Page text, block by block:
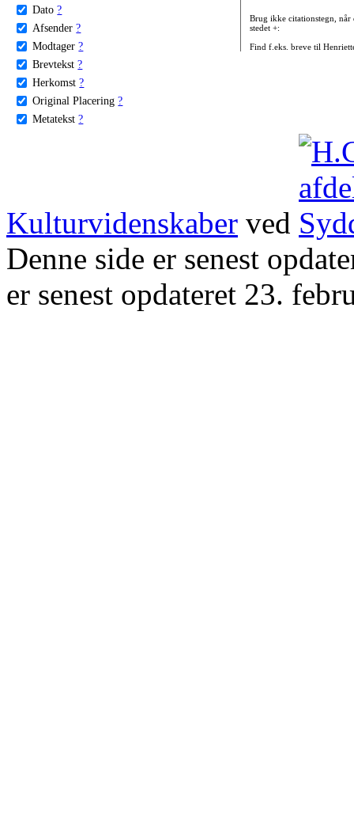
Dato ?
Afsender ?
Modtager ?
Brevtekst ?
Herkomst ?
Original Placering ?
Metatekst ?
Brug ikke citationstegn, når
stedet +:
Find f.eks. breve til
Kulturvidenskaber ved
Denne side er senest
er senest opdateret 23.